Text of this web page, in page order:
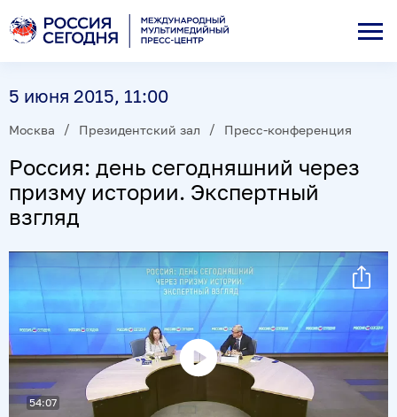
5 июня 2015, 11:00
Москва Президентский зал Пресс-конференция
Россия: день сегодняшний через
призму истории. Экспертный
взгляд
Воспроизвести
видео
54:07